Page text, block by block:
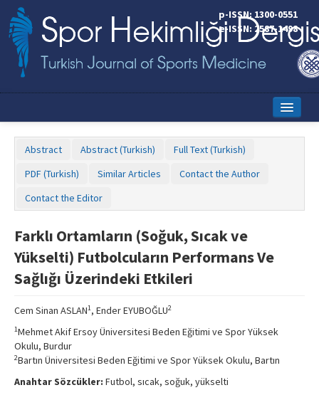
p-ISSN: 1300-0551
e-ISSN: 2587-1498
Editorial Board
Instructions to Authors
Contact Us
Abstract Abstract (Turkish)
Full Text (Turkish)
PDF (Turkish)
Similar Articles
Contact the Author
Contact the Editor
Farklı Ortamların (Soğuk, Sıcak ve
Yükselti) Futbolcuların Performans Ve
Sağlığı Üzerindeki Etkileri
Cem Sinan ASLAN1, Ender EYUBOĞLU2
1Mehmet Akif Ersoy Üniversitesi Beden Eğitimi ve Spor Yüksek
Okulu, Burdur
2Bartın Üniversitesi Beden Eğitimi ve Spor Yüksek Okulu, Bartın
Anahtar Sözcükler: Futbol, sıcak, soğuk, yükselti